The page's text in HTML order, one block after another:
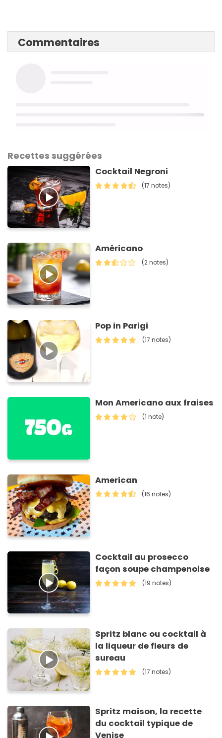
Commentaires
Recettes suggérées
Cocktail Negroni
(17 notes)
Américano
(2 notes)
Pop in Parigi
(17 notes)
Mon Americano aux fraises
(1 note)
American
(16 notes)
Cocktail au prosecco
façon soupe champenoise
(19 notes)
Spritz blanc ou cocktail à
la liqueur de fleurs de
sureau
(17 notes)
Spritz maison, la recette
du cocktail typique de
Venise